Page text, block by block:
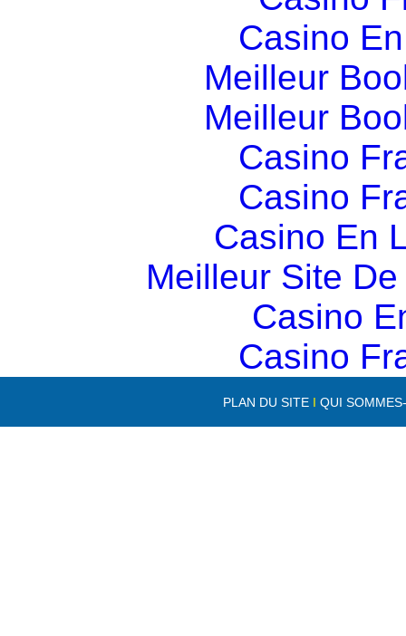
Casino
Meilleur
Meilleur
Casino
Casino
Casino En
Meilleur Site
Casino
Casino
PLAN DU SITE IQUI